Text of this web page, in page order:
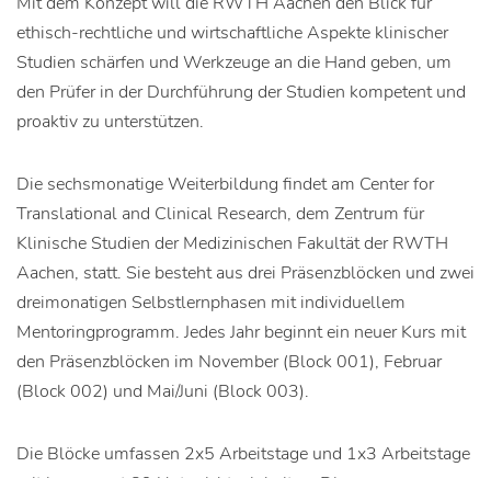
ethisch-rechtliche und wirtschaftliche Aspekte klinischer
Studien schärfen und Werkzeuge an die Hand geben, um
den Prüfer in der Durchführung der Studien kompetent und
proaktiv zu unterstützen.
Die sechsmonatige Weiterbildung findet am Center for
Translational and Clinical Research, dem Zentrum für
Klinische Studien der Medizinischen Fakultät der RWTH
Aachen, statt. Sie besteht aus drei Präsenzblöcken und zwei
dreimonatigen Selbstlernphasen mit individuellem
Mentoringprogramm. Jedes Jahr beginnt ein neuer Kurs mit
den Präsenzblöcken im November (Block 001), Februar
(Block 002) und Mai/Juni (Block 003).
Die Blöcke umfassen 2x5 Arbeitstage und 1x3 Arbeitstage